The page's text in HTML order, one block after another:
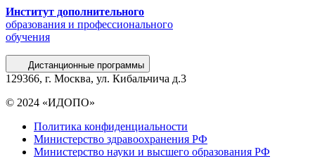
Институт дополнительного
образования и профессионального
обучения
Дистанционные программы
129366, г. Москва, ул. Кибальчича д.3
© 2024 «ИДОПО»
Политика конфиденциальности
Министерство здравоохранения РФ
Министерство науки и высшего образования РФ